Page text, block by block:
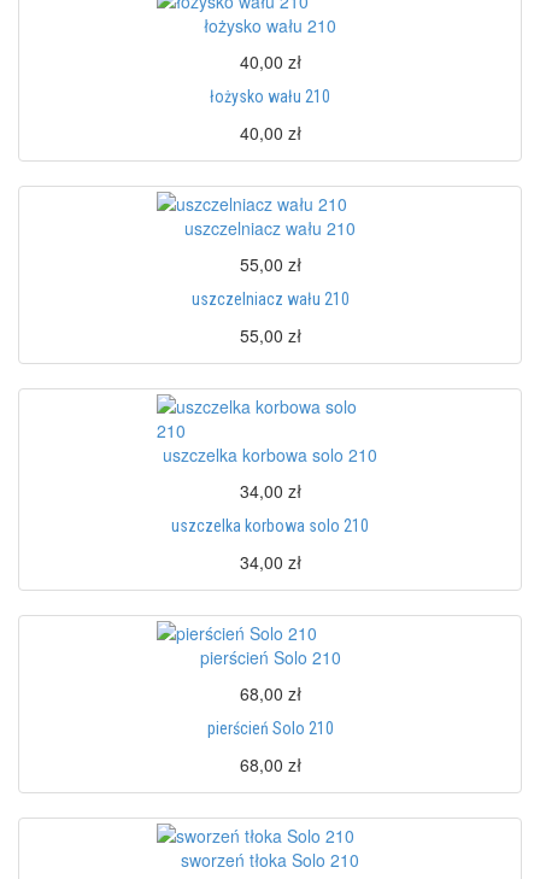
łożysko wału 210
40,00 zł
łożysko wału 210
40,00 zł
uszczelniacz wału 210
55,00 zł
uszczelniacz wału 210
55,00 zł
uszczelka korbowa solo 210
34,00 zł
uszczelka korbowa solo 210
34,00 zł
pierścień Solo 210
68,00 zł
pierścień Solo 210
68,00 zł
sworzeń tłoka Solo 210